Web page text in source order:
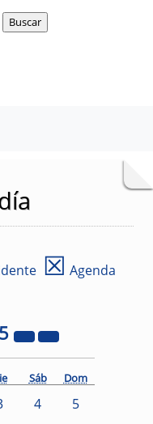
☒ Agenda
Sáb Dom
4
5